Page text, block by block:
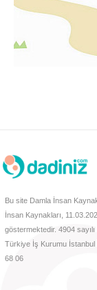
Bu site Damla İnsan
İnsan Kaynakları,
göstermektedir. 4904
Türkiye İş Kurumu İstanbul
68 06